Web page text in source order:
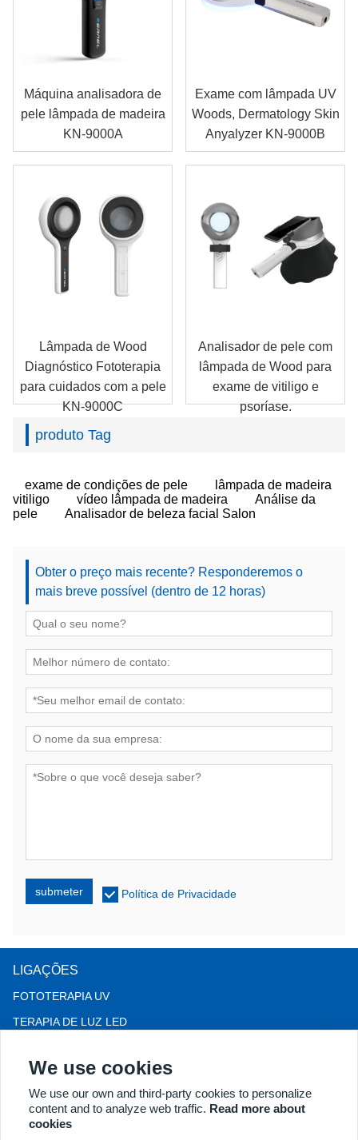
Máquina analisadora de
pele lâmpada de madeira
KN-9000A
Exame com lâmpada UV
Woods, Dermatology Skin
Anyalyzer KN-9000B
Lâmpada de Wood
Diagnóstico Fototerapia
para cuidados com a pele
KN-9000C
Analisador de pele com
lâmpada de Wood para
exame de vitiligo e
psoríase.
produto Tag
exame de condições de pele
lâmpada de madeira
vitiligo
vídeo lâmpada de madeira
Análise da
pele
Analisador de beleza facial Salon
Obter o preço mais recente? Responderemos o
mais breve possível (dentro de 12 horas)
submeter Política de Privacidade
LIGAÇÕES
FOTOTERAPIA UV
TERAPIA DE LUZ LED
COLPOSCÓPIO
MAIS PRODUTOS
Copyright® 2018 Kernel Medical Equipment Co.,LTD. Endereço
We use cookies
We use our own and third-party cookies to personalize
content and to analyze web traffic. Read more about
cookies